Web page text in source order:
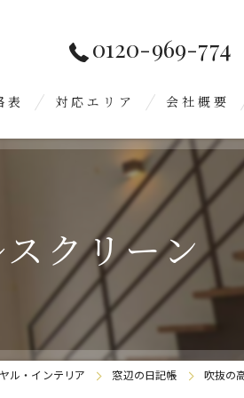
0120-969-774
表 対応エリア
春日市
糟屋郡
大野城市
会社概要
クリーン
ル・インテリア 窓辺の日記帳 吹抜の